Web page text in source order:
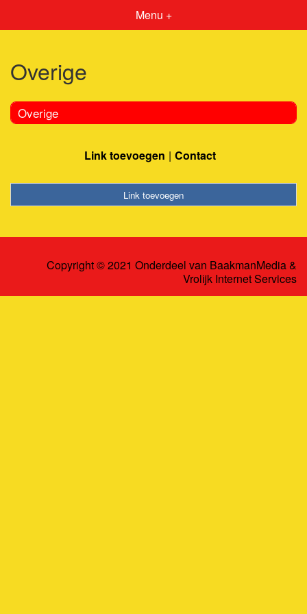
Menu +
Overige
Overige
Link toevoegen Contact
Link toevoegen
Copyright © 2021 Onderdeel van BaakmanMedia&
Vrolijk Internet Services